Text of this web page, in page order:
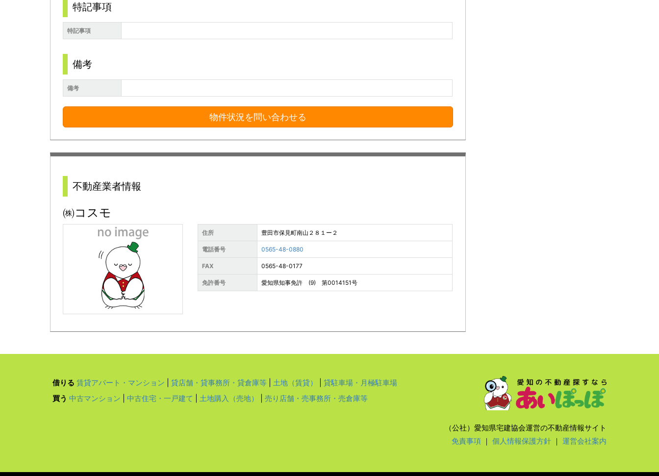
特記事項
特記事項
備考
備考
物件状況を問い合わせる
不動産業者情報
㈱コスモ
住所 豊田市保見町南山２８１ー２
電話番号 0565-48-0880
FAX 0565-48-0177
免許番号 愛知県知事免許 (9) 第0014151号
借りる 賃貸アパート・マンション 貸店舗・貸事務所・貸倉庫等 土地（賃貸）
貸駐車場・月極駐車場
買う 中古マンション 中古住宅・一戸建て 土地購入（売地） 売り店舗・売事務所・売倉庫等
（公社）愛知県宅建協会運営の不動産情報サイト
免責事項｜ 個人情報保護方針｜ 運営会社案内